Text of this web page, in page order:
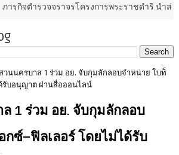
วจจราจรโครงการพระราชดำริ นำส่งอวัยวะหัว
วนนครบาล 1 ร่วม อย. จับกุมลักลอบจำหน่าย โบท็
รับอนุญาต ผ่านสื่อออนไลน์
1 ร่วม อย. จับกุมลักลอบ
กซ์–ฟิลเลอร์ โดยไม่ได้รับ